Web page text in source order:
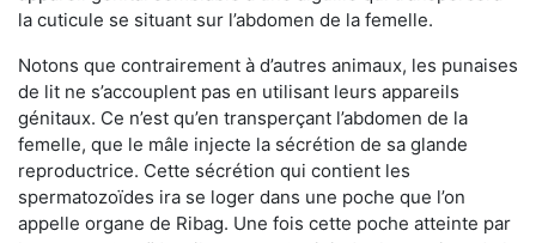
la cuticule se situant sur l’abdomen de la femelle.
Notons que contrairement à d’autres animaux, les punaises
de lit ne s’accouplent pas en utilisant leurs appareils
génitaux. Ce n’est qu’en transperçant l’abdomen de la
femelle, que le mâle injecte la sécrétion de sa glande
reproductrice. Cette sécrétion qui contient les
spermatozoïdes ira se loger dans une poche que l’on
appelle organe de Ribag. Une fois cette poche atteinte par